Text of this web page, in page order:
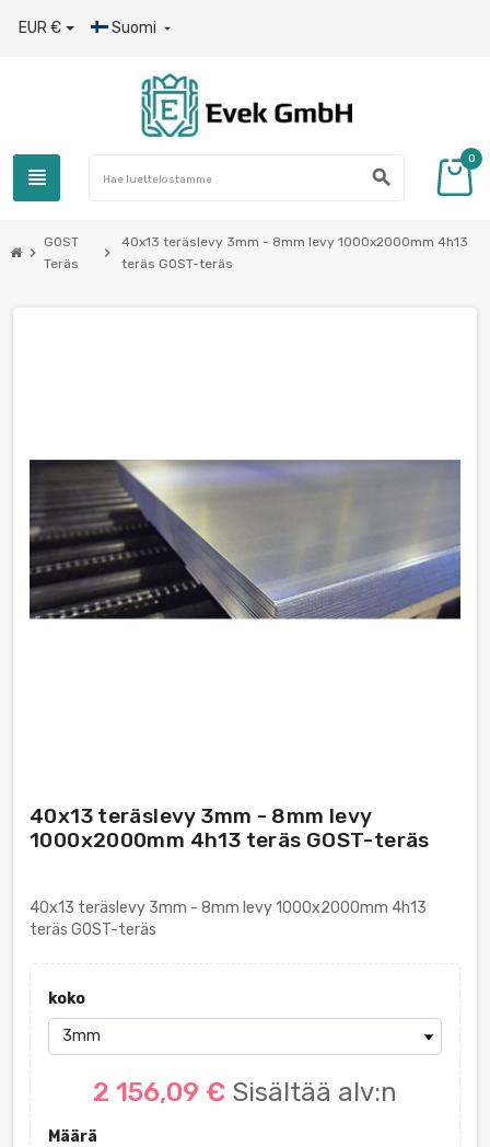
EUR € Suomi 
view_headline search
0
chevron_right
GOST
Teräs
chevron_right
40x13 teräslevy 3mm - 8mm levy 1000x2000mm 4h13
teräs GOST-teräs
40x13 teräslevy 3mm - 8mm levy
1000x2000mm 4h13 teräs GOST-teräs
40x13 teräslevy 3mm - 8mm levy 1000x2000mm 4h13
teräs GOST-teräs
koko
2 156,09 € Sisältää alv:n
Määrä